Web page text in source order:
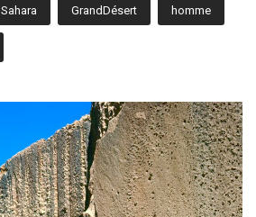
Sahara GrandDésert homme